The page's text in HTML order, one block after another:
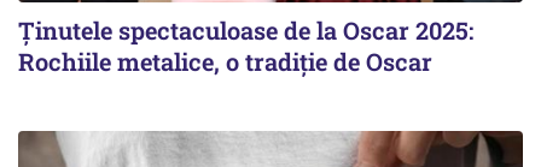
Ținutele spectaculoase de la Oscar 2025:
Rochiile metalice, o tradiție de Oscar